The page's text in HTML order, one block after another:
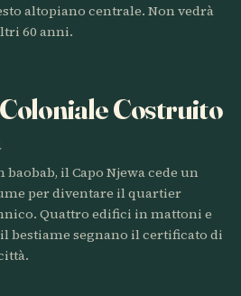
altopiano centrale. Non vedrà
60 anni.
Costruito
il Capo Njewa cede un
per diventare il quartier
Quattro edifici in mattoni e
bestiame segnano il certificato di